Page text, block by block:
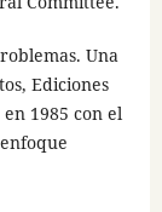
Una
Ediciones
1985 con el